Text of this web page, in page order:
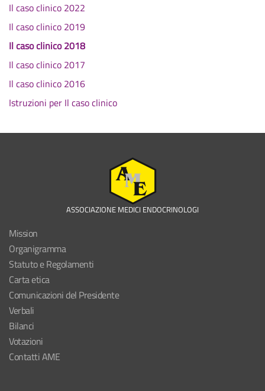
Il caso clinico 2022
Il caso clinico 2019
Il caso clinico 2018
Il caso clinico 2017
Il caso clinico 2016
Istruzioni per Il caso clinico
ASSOCIAZIONE MEDICI ENDOCRINOLOGI
Mission
Organigramma
Statuto e Regolamenti
Carta etica
Comunicazioni del Presidente
Verbali
Bilanci
Votazioni
Contatti AME